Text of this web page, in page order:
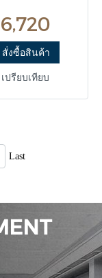
สั่งซื้อสินค้า
เปรียบเทียบ
Last